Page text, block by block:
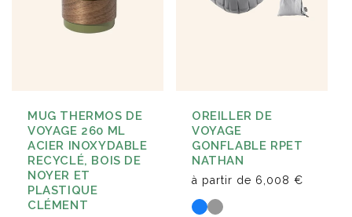
MUG THERMOS DE
VOYAGE 260 ML
ACIER INOXYDABLE
RECYCLÉ, BOIS DE
NOYER ET
PLASTIQUE
CLÉMENT
OREILLER DE
VOYAGE
GONFLABLE RPET
NATHAN
à partir de 6,008 €